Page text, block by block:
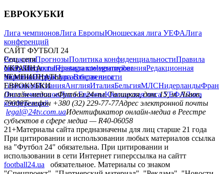
ЕВРОКУБКИ
Лига чемпионовЛига ЕвропыЮношеская лига УЕФАЛига
конференций
САЙТ ФУТБОЛ 24
РедакцияПрогнозыПолитика конфиденциальностиПравила
сайтуКонтактыПравила комментированияРедакционная
политикаСтруктура собственности
Соц. сети
facebookxyoutubeinstagramtelegramviber
УКРАИНА
УкраинаПервая лигаВторая лига
ЧЕМПИОНАТЫ
ГерманияИспанияАнглияИталияБельгияМЛСНидерланды
ЕВРОКУБКИ
Лига чемпионовЛига ЕвропыЮношеская лига УЕФАЛига
конференций
Онлайн-медиа «Футбол 24»пл. Галицкая, дом. 15, м. Львов,
79008Телефон +380 (32) 229-77-77Адрес электронной почты
legal@24tv.com.uaИдентификатор онлайн-медиа в Реестре
субъектов в сфере медиа — R40-06058
21+Материалы сайта предназначены для лиц старше 21 года
При цитировании и использовании любых материалов ссылка
на "Футбол 24" обязательна. При цитировании и
использовании в сети Интернет гиперссылка на сайтт
football24.ua
обязательное. Материалы со знаком